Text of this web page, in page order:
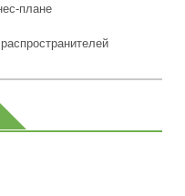
плане